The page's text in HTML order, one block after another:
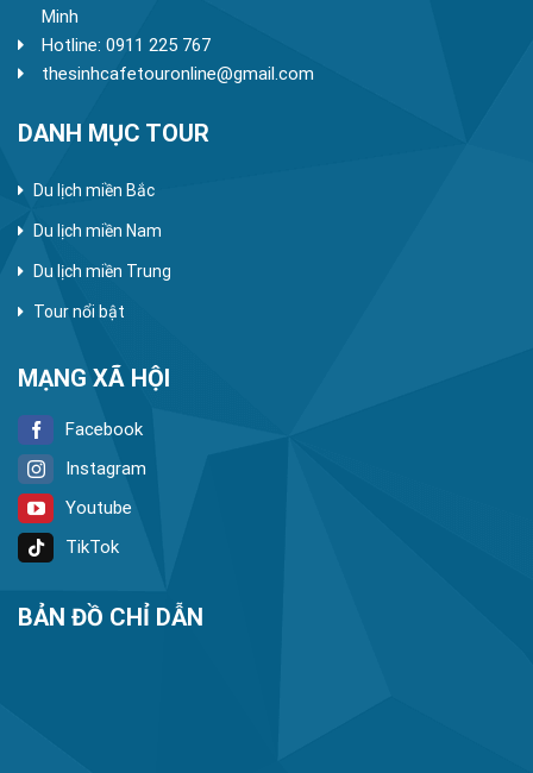
Minh
Hotline: 0911 225 767
thesinhcafetouronline@gmail.com
DANH MỤC TOUR
Du lịch miền Bắc
Du lịch miền Nam
Du lịch miền Trung
Tour nổi bật
MẠNG XÃ HỘI
Facebook
Instagram
Youtube
TikTok
BẢN ĐỒ CHỈ DẪN